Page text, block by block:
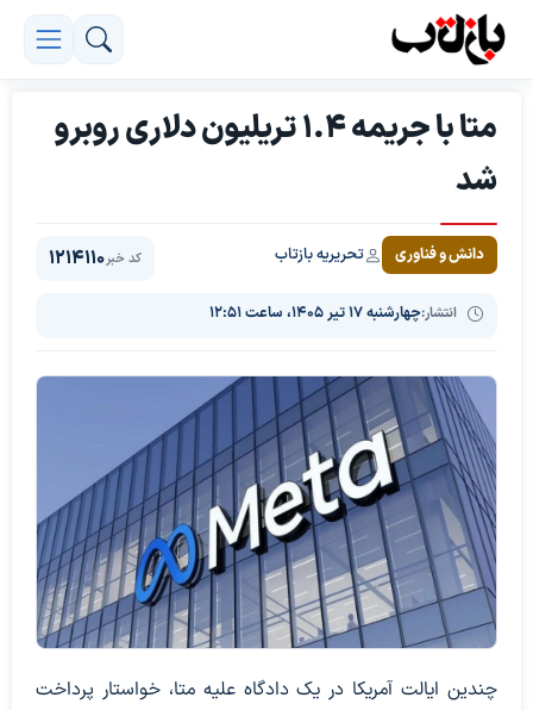
متا با جریمه ۱.۴ تریلیون دلاری روبرو
شد
دانش و فناوری تحریریه بازتاب
انتشار:چهارشنبه ۱۷ تیر ۱۴۰۵، ساعت ۱۲:۵۱
کد خبر1214110
چندین ایالت آمریکا در یک دادگاه علیه متا، خواستار پرداخت